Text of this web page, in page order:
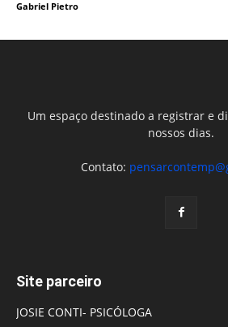
Gabriel Pietro
Um espaço destinado a registrar e
nossos dias.
Contato:
Site parceiro
JOSIE CONTI- PSICÓLOGA